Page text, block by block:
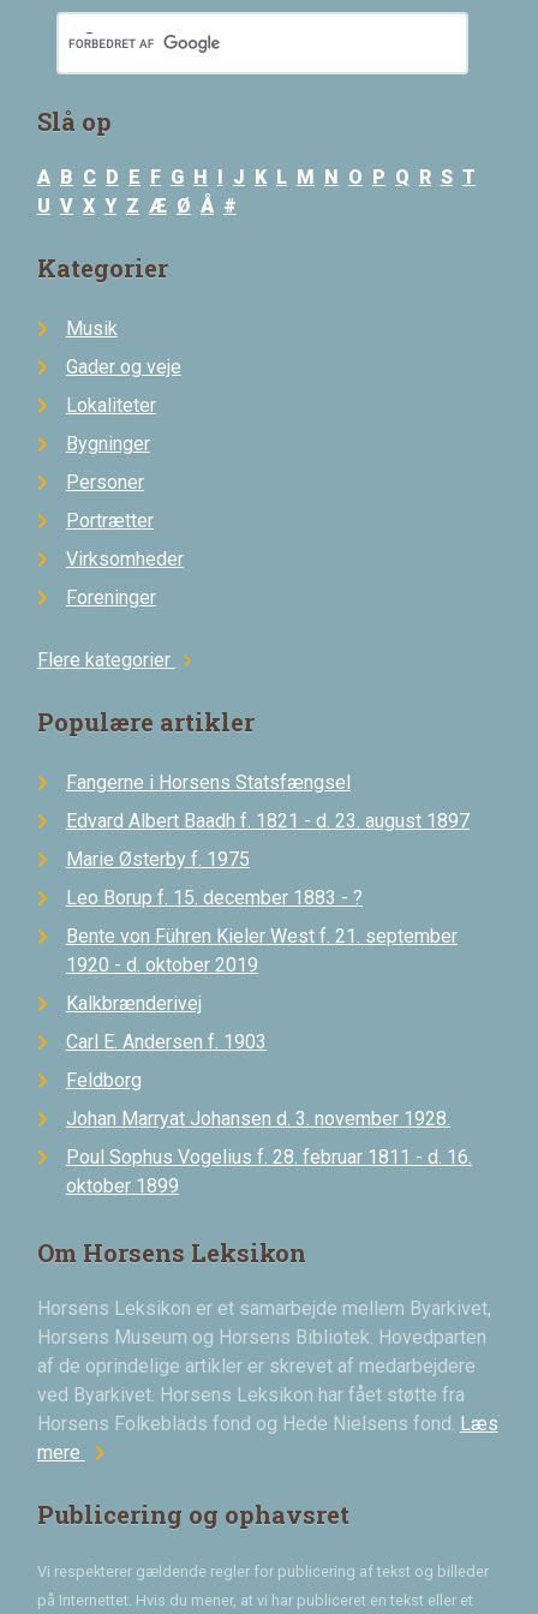
Slå op
A B C D E F G H I J K L M N O P Q R S T
U V X Y Z Æ Ø Å #
Kategorier
Musik
Gader og veje
Lokaliteter
Bygninger
Personer
Portrætter
Virksomheder
Foreninger
Flere kategorier chevron_right
Populære artikler
Fangerne i Horsens Statsfængsel
Edvard Albert Baadh f. 1821 - d. 23. august 1897
Marie Østerby f. 1975
Leo Borup f. 15. december 1883 - ?
Bente von Führen Kieler West f. 21. september
1920 - d. oktober 2019
Kalkbrænderivej
Carl E. Andersen f. 1903
Feldborg
Johan Marryat Johansen d. 3. november 1928.
Poul Sophus Vogelius f. 28. februar 1811 - d. 16.
oktober 1899
Om Horsens Leksikon
Horsens Leksikon er et samarbejde mellem Byarkivet,
Horsens Museum og Horsens Bibliotek. Hovedparten
af de oprindelige artikler er skrevet af medarbejdere
ved Byarkivet. Horsens Leksikon har fået støtte fra
Horsens Folkeblads fond og Hede Nielsens fond. Læs
mere chevron_right
Publicering og ophavsret
Vi respekterer gældende regler for publicering af tekst og billeder
på Internettet. Hvis du mener, at vi har publiceret en tekst eller et